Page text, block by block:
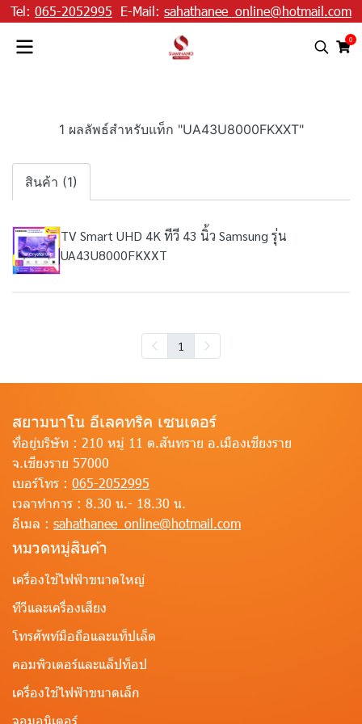
Tel: 065-2052995 E-Mail: sahathanee_online@hotmail.com
0
1 ผลลัพธ์สำหรับแท็ก "UA43U8000FKXXT"
สินค้า (1)
TV Smart UHD 4K ทีวี 43 นิ้ว Samsung รุ่น
UA43U8000FKXXT
1
สยามนาโน อีเลคทริค เซนเตอร์
ที่อยู่บริษัท : 210 หมู่ 11 ต.สันทราย อ.เมืองเชียงราย
จ.เชียงราย 57000
เบอร์โทร : 065-2052995
เวลาทำการ : 8.30 น.- 18.30 น.
อีเมล : sahathanee_online@hotmail.com
หมวดหมู่สินค้า
เครื่องใช้ไฟฟ้าขนาดใหญ่
ทีวีและเครื่องเสียง
โทรศัพท์มือถือและแท็ปเล็ต
คอมพิวเตอร์และแล็ปท็อป
เครื่องใช้ไฟฟ้าขนาดเล็ก
จอมอนิเตอร์